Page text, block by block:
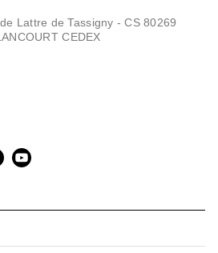
Lattre de Tassigny - CS 80269
CEDEX